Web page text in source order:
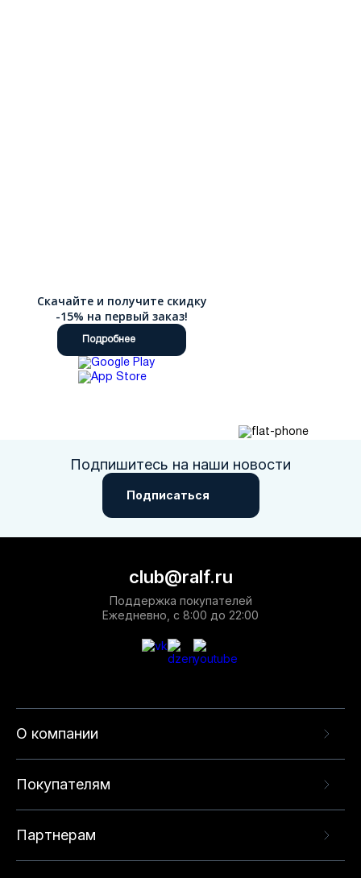
Скачайте и получите скидку
-15% на первый заказ!
Подробнее
Подпишитесь на наши новости
Подписаться
О компании
Покупателям
Партнерам
club@ralf.ru
Поддержка покупателей
Ежедневно, с 8:00 до 22:00